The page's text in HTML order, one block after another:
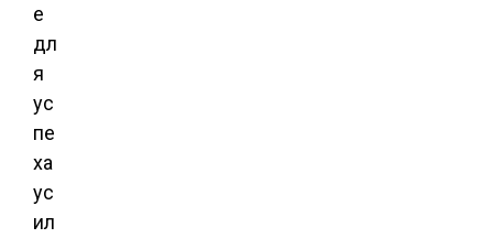
е
дл
я
ус
пе
ха
ус
ил